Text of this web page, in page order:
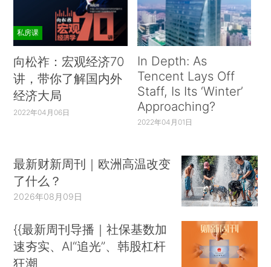
私房课
向松祚：宏观经济70
讲，带你了解国内外
经济大局
2022年04月06日
In Depth: As
Tencent Lays Off
Staff, Is Its ‘Winter’
Approaching?
2022年04月01日
最新财新周刊｜欧洲高温改变
了什么？
2026年08月09日
{{最新周刊导播｜社保基数加
速夯实、AI“追光”、韩股杠杆
狂潮